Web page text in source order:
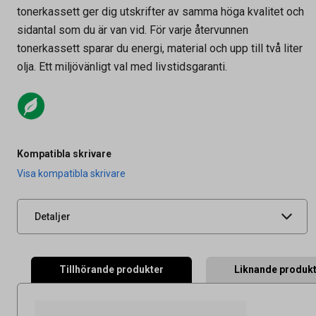
tonerkassett ger dig utskrifter av samma höga kvalitet och
sidantal som du är van vid. För varje återvunnen
tonerkassett sparar du energi, material och upp till två liter
olja. Ett miljövänligt val med livstidsgaranti.
Kompatibla skrivare
Visa kompatibla skrivare
Detaljer
Leverantörens
UNSPSC 44103103
Tillhörande produkter Liknande